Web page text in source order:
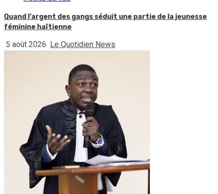
Quand l’argent des gangs séduit une partie de la jeunesse
féminine haïtienne
5 août 2026 Le Quotidien News